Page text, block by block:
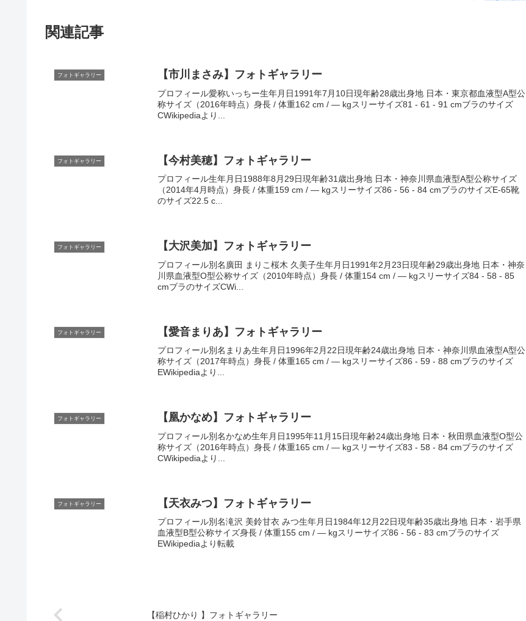
関連記事
フォトギャラリー 【市川まさみ】フォトギャラリー
プロフィール愛称いっちー生年月日1991年7月10日現年齢28歳出身地 日本・東京都血液型A型公
称サイズ（2016年時点）身長 / 体重162 cm / ― kgスリーサイズ81 - 61 - 91 cmブラのサイズ
CWikipediaより...
フォトギャラリー 【今村美穂】フォトギャラリー
プロフィール生年月日1988年8月29日現年齢31歳出身地 日本・神奈川県血液型A型公称サイズ
（2014年4月時点）身長 / 体重159 cm / ― kgスリーサイズ86 - 56 - 84 cmブラのサイズE-65靴
のサイズ22.5 c...
フォトギャラリー 【大沢美加】フォトギャラリー
プロフィール別名廣田 まりこ桜木 久美子生年月日1991年2月23日現年齢29歳出身地 日本・神奈
川県血液型O型公称サイズ（2010年時点）身長 / 体重154 cm / ― kgスリーサイズ84 - 58 - 85
cmブラのサイズCWi...
フォトギャラリー 【愛音まりあ】フォトギャラリー
プロフィール別名まりあ生年月日1996年2月22日現年齢24歳出身地 日本・神奈川県血液型A型公
称サイズ（2017年時点）身長 / 体重165 cm / ― kgスリーサイズ86 - 59 - 88 cmブラのサイズ
EWikipediaより...
フォトギャラリー 【凰かなめ】フォトギャラリー
プロフィール別名かなめ生年月日1995年11月15日現年齢24歳出身地 日本・秋田県血液型O型公
称サイズ（2016年時点）身長 / 体重165 cm / ― kgスリーサイズ83 - 58 - 84 cmブラのサイズ
CWikipediaより...
フォトギャラリー 【天衣みつ】フォトギャラリー
プロフィール別名滝沢 美鈴甘衣 みつ生年月日1984年12月22日現年齢35歳出身地 日本・岩手県
血液型B型公称サイズ身長 / 体重155 cm / ― kgスリーサイズ86 - 56 - 83 cmブラのサイズ
EWikipediaより転載
【稲村ひかり 】フォトギャラリー